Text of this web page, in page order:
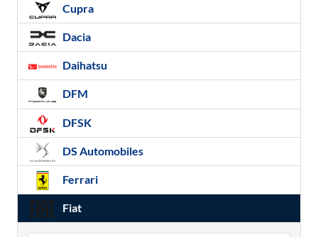
Cupra
Dacia
Daihatsu
DFM
DFSK
DS Automobiles
Ferrari
Fiat